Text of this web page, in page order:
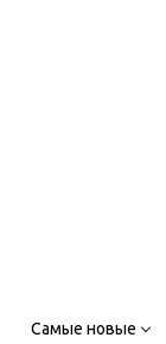
Самые новые